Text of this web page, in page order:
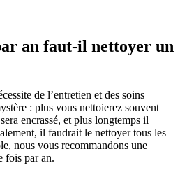
an faut-il nettoyer un
de l’entretien et des soins
: plus vous nettoierez souvent
encrassé, et plus longtemps il
il faudrait le nettoyer tous les
nous vous recommandons une
fois par an.